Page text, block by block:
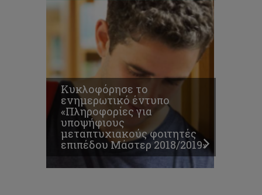
Κυκλοφόρησε το
ενημερωτικό έντυπο
«Πληροφορίες για
υποψήφιους
μεταπτυχιακούς φοιτητές
επιπέδου Μάστερ 2018/2019»